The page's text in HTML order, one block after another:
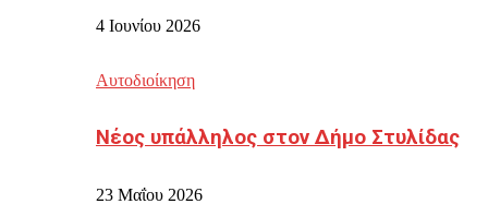
4 Ιουνίου 2026
Αυτοδιοίκηση
Νέος υπάλληλος στον Δήμο Στυλίδας
23 Μαΐου 2026